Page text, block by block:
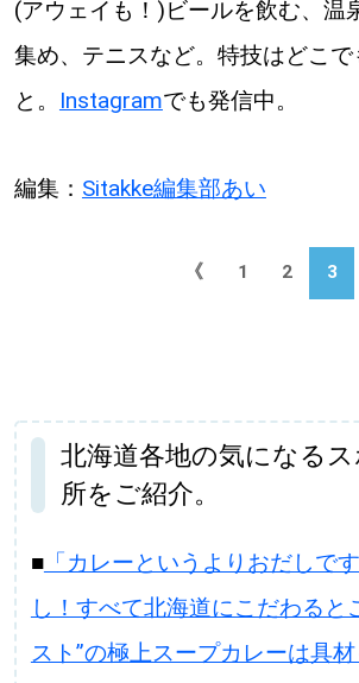
(アウェイも！)ビールを飲む、温
集め、テニスなど。特技はどこで
と。 Instagramでも発信中。
編集： Sitakke編集部あい
《 1 2 3
北海道各地の気になる
所をご紹介。
■「カレーというよりおだしで
し！すべて北海道にこだわると
スト”の極上スープカレーは具